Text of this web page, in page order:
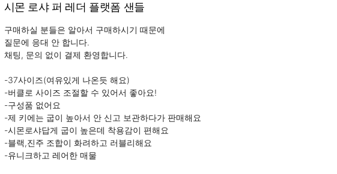
시몬 로샤 퍼 레더 플랫폼 샌들
구매하실 분들은 알아서 구매하시기 때문에
질문에 응대 안 합니다.
채팅, 문의 없이 결제 환영합니다.
-37사이즈(여유있게 나온듯 해요)
-버클로 사이즈 조절할 수 있어서 좋아요!
-구성품 없어요
-제 키에는 굽이 높아서 안 신고 보관하다가 판매해요
-시몬로샤답게 굽이 높은데 착용감이 편해요
-블랙,진주 조합이 화려하고 러블리해요
-유니크하고 레어한 매물